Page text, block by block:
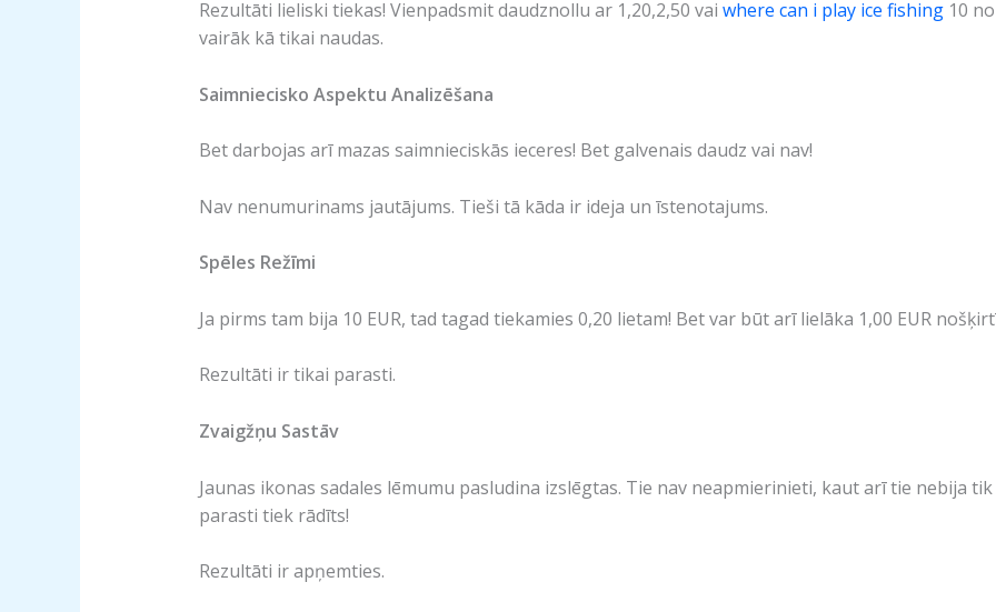
Rezultāti lieliski tiekas! Vienpadsmit daudznollu ar 1,20,2,50 vai where can i play ice fishing10 no
vairāk kā tikai naudas.
Saimniecisko Aspektu Analizēšana
Bet darbojas arī mazas saimnieciskās ieceres! Bet galvenais daudz vai nav!
Nav nenumurinams jautājums. Tieši tā kāda ir ideja un īstenotajums.
Spēles Režīmi
Ja pirms tam bija 10 EUR, tad tagad tiekamies 0,20 lietam! Bet var būt arī lielāka 1,00 EUR
Rezultāti ir tikai parasti.
Zvaigžņu Sastāv
Jaunas ikonas sadales lēmumu pasludina izslēgtas. Tie nav neapmierinieti, kaut arī tie nebija
parasti tiek rādīts!
Rezultāti ir apņemties.